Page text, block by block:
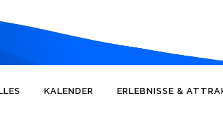
KALENDER ERLEBNISSE &